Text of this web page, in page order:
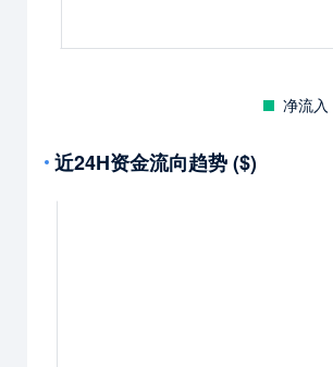
净流入
近24H资金流向趋势 ($)